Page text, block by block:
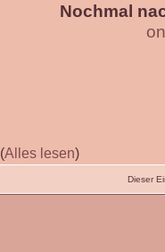
Nochmal
(Alles lesen)
Dieser